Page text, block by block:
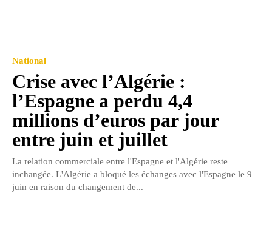
National
Crise avec l’Algérie :
l’Espagne a perdu 4,4
millions d’euros par jour
entre juin et juillet
La relation commerciale entre l'Espagne et l'Algérie reste
inchangée. L'Algérie a bloqué les échanges avec l'Espagne le 9
juin en raison du changement de...